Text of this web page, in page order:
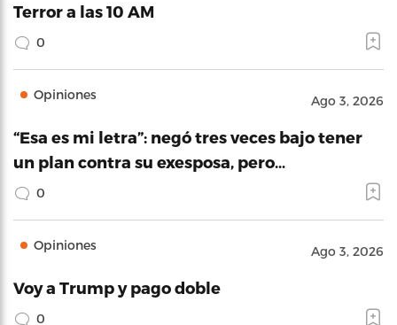
Terror a las 10 AM
0
Opiniones Ago 3, 2026
“Esa es mi letra”: negó tres veces bajo tener
un plan contra su exesposa, pero…
0
Opiniones Ago 3, 2026
Voy a Trump y pago doble
0